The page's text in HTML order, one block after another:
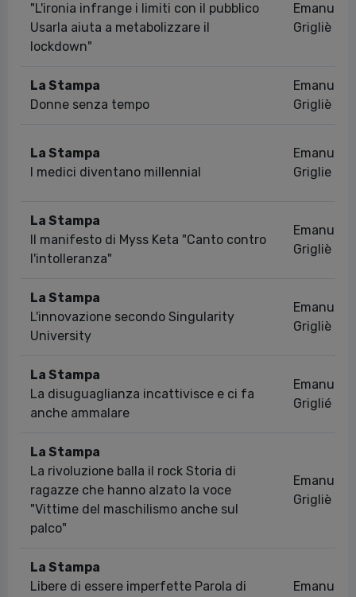
"L'ironia infrange i limiti con il pubblico
Usarla aiuta a metabolizzare il
lockdown"
Emanuela
Grigliè
La Stampa
Donne senza tempo
Emanuela
Grigliè
La Stampa
I medici diventano millennial
Emanuela
Griglie
La Stampa
Il manifesto di Myss Keta "Canto contro
l'intolleranza"
Emanuela
Grigliè
La Stampa
L'innovazione secondo Singularity
University
Emanuela
Grigliè
La Stampa
La disuguaglianza incattivisce e ci fa
anche ammalare
Emanuela
Griglié
La Stampa
La rivoluzione balla il rock Storia di
ragazze che hanno alzato la voce
"Vittime del maschilismo anche sul
palco"
Emanuela
Grigliè
La Stampa
Libere di essere imperfette Parola di
Emanuela